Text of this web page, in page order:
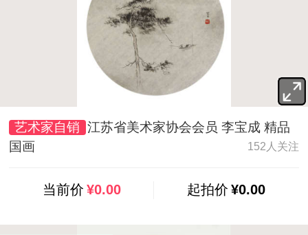
艺术家自销 江苏省美术家协会会员 李宝成 精品
国画
152人关注
当前价 ¥0.00 起拍价 ¥0.00